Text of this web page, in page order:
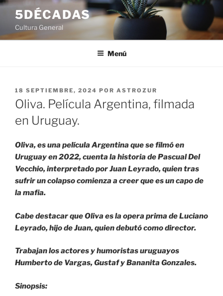
Saltar
contenido
5DÉCADAS
Cultura General
Menú
PUBLICADO
EL
18 SEPTIEMBRE, 2024 POR ASTROZUR
Oliva. Película Argentina, filmada
en Uruguay.
Oliva, es una película Argentina que se filmó en
Uruguay en 2022, cuenta la historia de Pascual Del
Vecchio, interpretado por Juan Leyrado, quien tras
sufrir un colapso comienza a creer que es un capo de
la mafia.
Cabe destacar que Oliva es la opera prima de Luciano
Leyrado, hijo de Juan, quien debutó como director.
Trabajan los actores y humoristas uruguayos
Humberto de Vargas, Gustaf y Bananita Gonzales.
Sinopsis: